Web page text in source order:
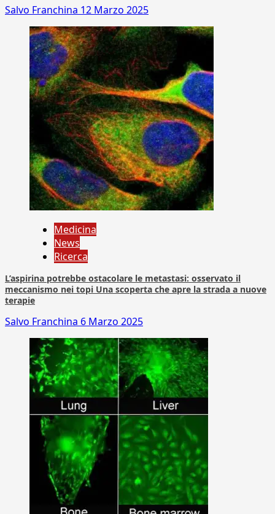
Salvo Franchina 12 Marzo 2025
Medicina
News
Ricerca
L’aspirina potrebbe ostacolare le metastasi: osservato il
meccanismo nei topi Una scoperta che apre la strada a nuove
terapie
Salvo Franchina 6 Marzo 2025